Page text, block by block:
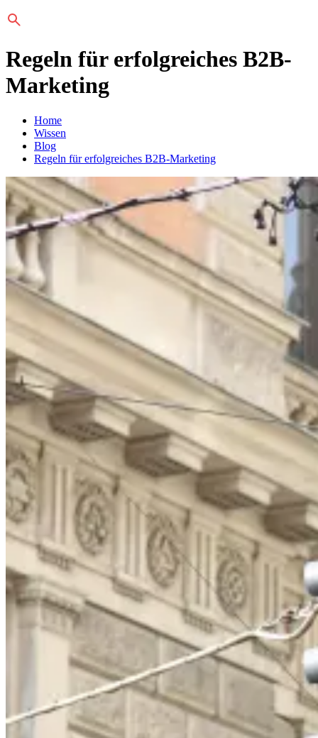
Regeln für erfolgreiches B2B-
Marketing
Home
Wissen
Blog
Regeln für erfolgreiches B2B-Marketing